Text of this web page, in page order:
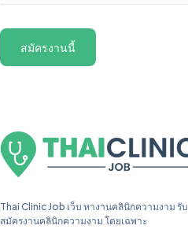
สมัครงานนี้
Thai Clinic Job เว็บ หางานคลินิกความงาม รับ
สมัครงานคลินิกความงาม โดยเฉพาะ